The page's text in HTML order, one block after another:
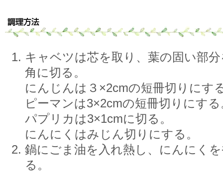
キャベツは芯を取り、葉の固い部
角に切る。
にんじんは３×2cmの短冊切りにす
ピーマンは3×2cmの短冊切りにする
パプリカは3×1cmに切る。
にんにくはみじん切りにする。
鍋にごま油を入れ熱し、にんにく
る。